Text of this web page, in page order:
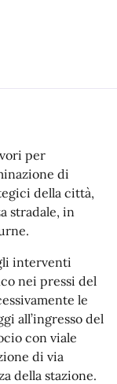
per
di
della città,
stradale, in
interventi
nei pressi del
le
all’ingresso del
con viale
di via
della stazione.